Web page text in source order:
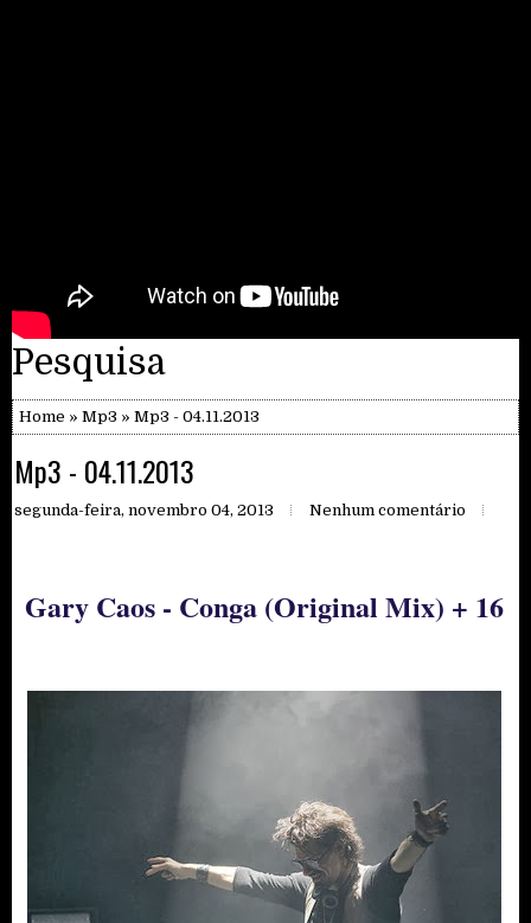
Pesquisa
Home » Mp3 » Mp3 - 04.11.2013
Mp3 - 04.11.2013
segunda-feira, novembro 04, 2013 Nenhum comentário
Gary Caos - Conga (Original Mix) + 16